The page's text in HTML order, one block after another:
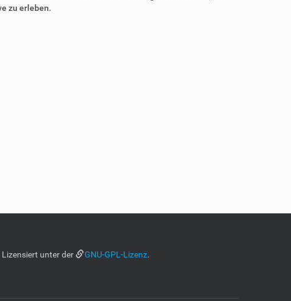
zu erleben.
Lizensiert unter der GNU-GPL-Lizenz.